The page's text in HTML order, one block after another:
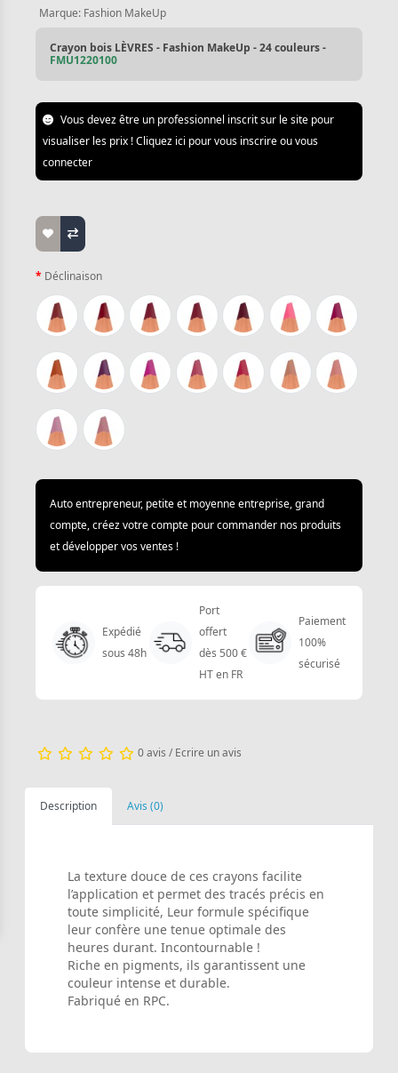
Marque: Fashion MakeUp
Crayon bois LÈVRES - Fashion MakeUp - 24 couleurs -
FMU1220100
Vous devez être un professionnel inscrit sur le site pour
visualiser les prix ! Cliquez ici pour vous inscrire ou vous
connecter
Déclinaison
Auto entrepreneur, petite et moyenne entreprise, grand
compte, créez votre compte pour commander nos produits
et développer vos ventes !
Expédié
sous 48h
Port
offert
dès 500 €
HT en FR
Paiement
100%
sécurisé
0 avis / Ecrire un avis
Description Avis (0)
La texture douce de ces crayons facilite
l’application et permet des tracés précis en
toute simplicité, Leur formule spécifique
leur confère une tenue optimale des
heures durant. Incontournable !
Riche en pigments, ils garantissent une
couleur intense et durable.
Fabriqué en RPC.